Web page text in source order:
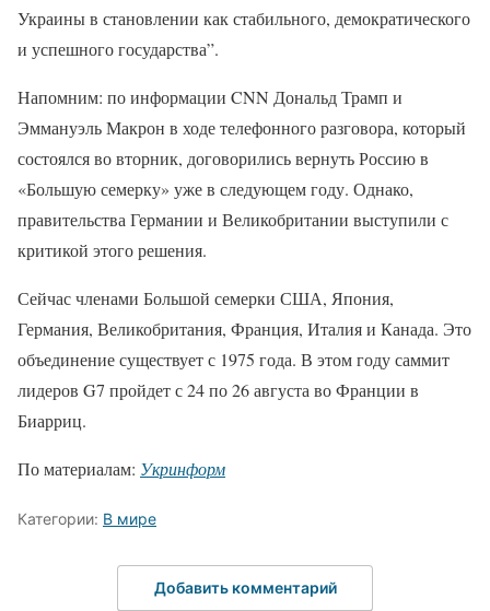
Украины в становлении как стабильного, демократического
и успешного государства”.
Напомним: по информации CNN Дональд Трамп и
Эммануэль Макрон в ходе телефонного разговора, который
состоялся во вторник, договорились вернуть Россию в
«Большую семерку» уже в следующем году. Однако,
правительства Германии и Великобритании выступили с
критикой этого решения.
Сейчас членами Большой семерки США, Япония,
Германия, Великобритания, Франция, Италия и Канада. Это
объединение существует с 1975 года. В этом году саммит
лидеров G7 пройдет с 24 по 26 августа во Франции в
Биарриц.
По материалам: Укринформ
Категории: В мире
Добавить комментарий